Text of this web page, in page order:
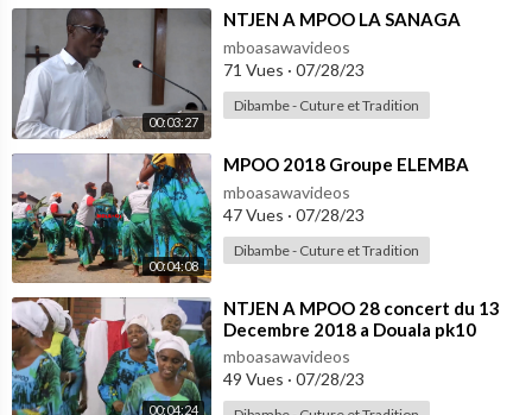
00:03:27
⁣NTJEN A MPOO LA SANAGA
mboasawavideos
71 Vues · 07/28/23
Dibambe - Cuture et Tradition
00:04:08
⁣MPOO 2018 Groupe ELEMBA
mboasawavideos
47 Vues · 07/28/23
Dibambe - Cuture et Tradition
00:04:24
⁣NTJEN A MPOO 28 concert du 13
Decembre 2018 a Douala pk10
mboasawavideos
49 Vues · 07/28/23